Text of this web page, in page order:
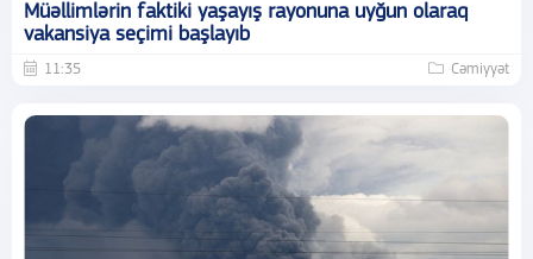
Müəllimlərin faktiki yaşayış rayonuna uyğun olaraq
vakansiya seçimi başlayıb
11:35 Cəmiyyət